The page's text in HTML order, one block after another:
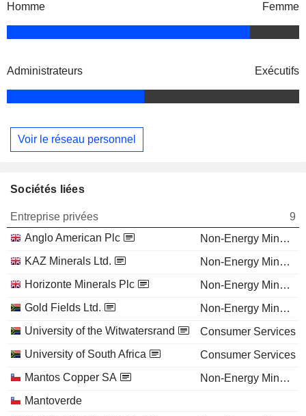
Homme Femme
Administrateurs Exécutifs
Voir le réseau personnel
Sociétés liées
Entreprise privées
9
Anglo American Plc
Non-Energy Minerals
KAZ Minerals Ltd.
Non-Energy Minerals
Horizonte Minerals Plc
Non-Energy Minerals
Gold Fields Ltd.
Non-Energy Minerals
University of the Witwatersrand
Consumer Services
University of South Africa
Consumer Services
Mantos Copper SA
Non-Energy Minerals
Mantoverde